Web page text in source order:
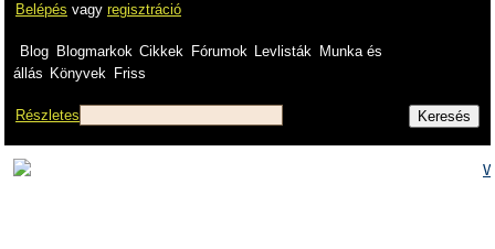
Belépés vagy regisztráció
Blog Blogmarkok Cikkek Fórumok Levlisták
Munka és
állás Könyvek Friss
Részletes